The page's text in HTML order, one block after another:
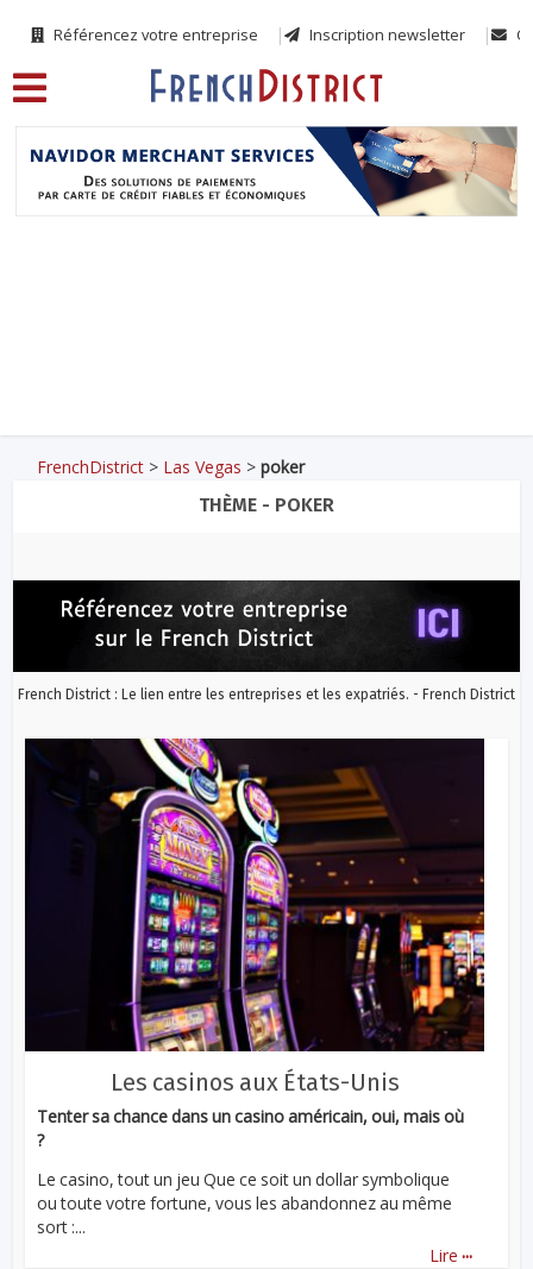
Référencez votre entreprise Inscription newsletter
FrenchDistrict > Las Vegas >poker
THÈME - POKER
French District : Le lien entre les entreprises et les expatriés. - French District
Les casinos aux États-Unis
Tenter sa chance dans un casino américain, oui, mais où
?
Le casino, tout un jeu Que ce soit un dollar symbolique
ou toute votre fortune, vous les abandonnez au même
sort :...
Lire ...